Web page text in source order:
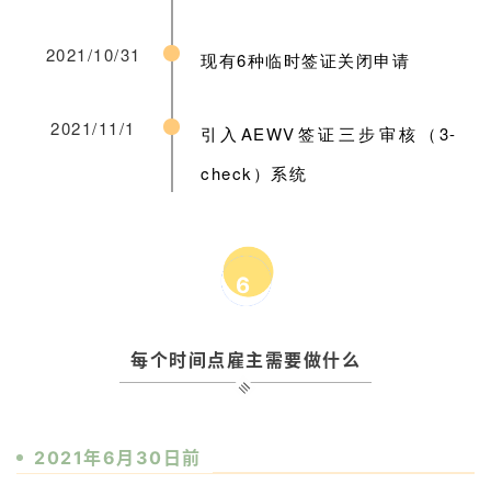
2021/10/31 现有6种临时签证关闭申请
2021/11/1
引入AEWV签证三步审核（3-
check）系统
6
每个时间点雇主需要做什么
2021年6月30日前